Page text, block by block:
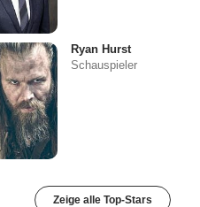
Ryan Hurst
Schauspieler
Zeige alle Top-Stars